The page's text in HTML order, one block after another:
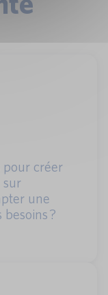
pour créer
sur
une
?